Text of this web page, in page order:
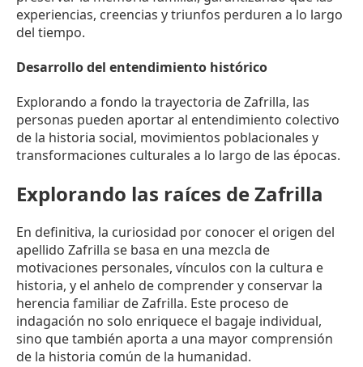
experiencias, creencias y triunfos perduren a lo largo
del tiempo.
Desarrollo del entendimiento histórico
Explorando a fondo la trayectoria de Zafrilla, las
personas pueden aportar al entendimiento colectivo
de la historia social, movimientos poblacionales y
transformaciones culturales a lo largo de las épocas.
Explorando las raíces de Zafrilla
En definitiva, la curiosidad por conocer el origen del
apellido Zafrilla se basa en una mezcla de
motivaciones personales, vínculos con la cultura e
historia, y el anhelo de comprender y conservar la
herencia familiar de Zafrilla. Este proceso de
indagación no solo enriquece el bagaje individual,
sino que también aporta a una mayor comprensión
de la historia común de la humanidad.